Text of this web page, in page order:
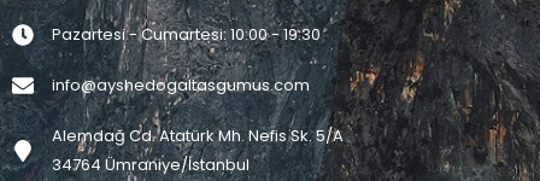
Pazartesi - Cumartesi: 10:00 - 19:30
info@ayshedogaltasgumus.com
Alemdağ Cd. Atatürk Mh. Nefis Sk. 5/A
34764 Ümraniye/İstanbul